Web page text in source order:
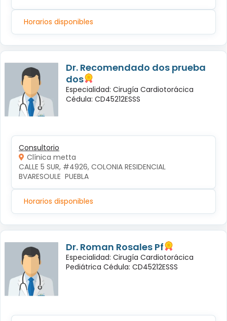
Horarios disponibles
Dr. Recomendado dos prueba
dos
Especialidad: Cirugía Cardiotorácica
Cédula: CD45212ESSS
Consultorio
Clínica metta
CALLE 5 SUR, #4926, COLONIA RESIDENCIAL
BVARESOULE  PUEBLA
Horarios disponibles
Dr. Roman Rosales Pf
Especialidad: Cirugía Cardiotorácica
Pediátrica Cédula: CD45212ESSS